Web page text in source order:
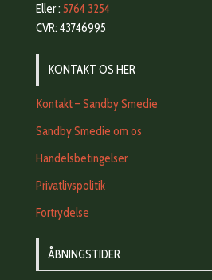
Eller : 5764 3254
CVR: 43746995
KONTAKT OS HER
Kontakt – Sandby Smedie
Sandby Smedie om os
Handelsbetingelser
Privatlivspolitik
Fortrydelse
ÅBNINGSTIDER